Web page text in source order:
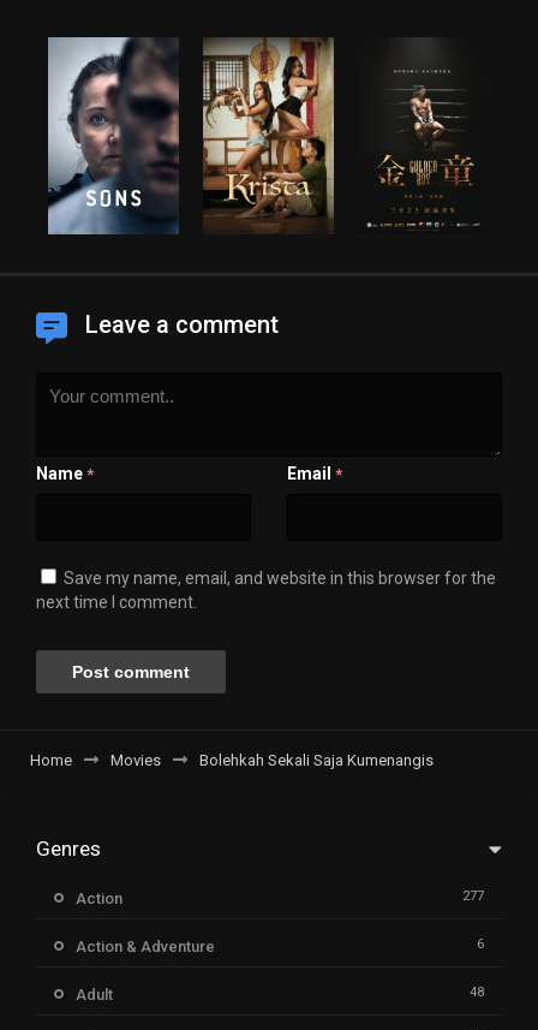
Leave a comment
Name * Email *
Save my name, email, and website in this browser for the
next time I comment.
Home Movies Bolehkah Sekali Saja Kumenangis
Genres
Action 277
Action & Adventure 6
Adult 48